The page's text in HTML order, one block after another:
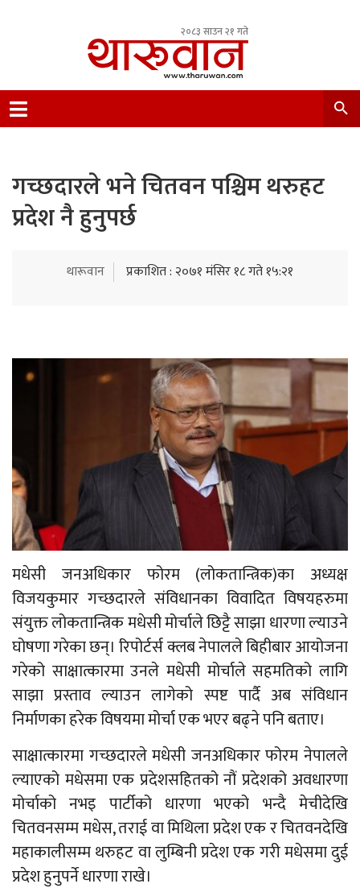
२०८३ साउन २१ गते
Nepal.
गच्छदारले भने चितवन पश्चिम थरुहट
प्रदेश नै हुनुपर्छ
थारूवान प्रकाशित : २०७१ मंसिर १८ गते १५:२१
मधेसी जनअधिकार फोरम (लोकतान्त्रिक)का अध्यक्ष
विजयकुमार गच्छदारले संविधानका विवादित विषयहरुमा
संयुक्त लोकतान्त्रिक मधेसी मोर्चाले छिट्टै साझा धारणा ल्याउने
घोषणा गरेका छन्। रिपोर्टर्स क्लब नेपालले बिहीबार आयोजना
गरेको साक्षात्कारमा उनले मधेसी मोर्चाले सहमतिको लागि
साझा प्रस्ताव ल्याउन लागेको स्पष्ट पार्दै अब संविधान
निर्माणका हरेक विषयमा मोर्चा एक भएर बढ्ने पनि बताए।
साक्षात्कारमा गच्छदारले मधेसी जनअधिकार फोरम नेपालले
ल्याएको मधेसमा एक प्रदेशसहितको नौं प्रदेशको अवधारणा
मोर्चाको नभइ पार्टीको धारणा भएको भन्दै मेचीदेखि
चितवनसम्म मधेस, तराई वा मिथिला प्रदेश एक र चितवनदेखि
महाकालीसम्म थरुहट वा लुम्बिनी प्रदेश एक गरी मधेसमा दुई
प्रदेश हुनुपर्ने धारणा राखे।